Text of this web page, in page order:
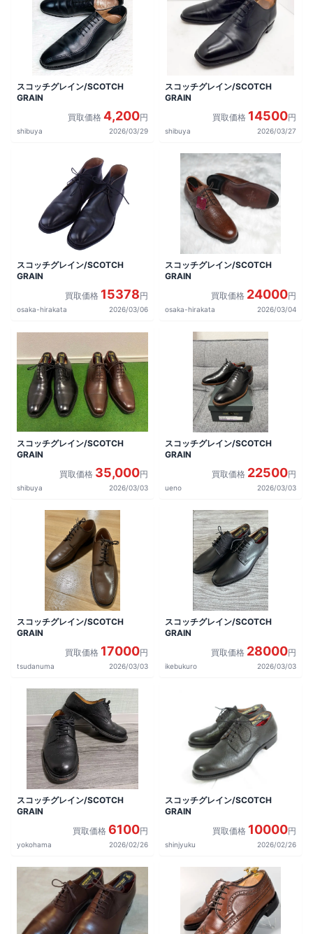
スコッチグレイン/SCOTCH
GRAIN
買取価格 4,200円
shibuya 2026/03/29
スコッチグレイン/SCOTCH
GRAIN
買取価格 14500円
shibuya 2026/03/27
スコッチグレイン/SCOTCH
GRAIN
買取価格 15378円
osaka-hirakata 2026/03/06
スコッチグレイン/SCOTCH
GRAIN
買取価格 24000円
osaka-hirakata 2026/03/04
スコッチグレイン/SCOTCH
GRAIN
買取価格 35,000円
shibuya 2026/03/03
スコッチグレイン/SCOTCH
GRAIN
買取価格 22500円
ueno 2026/03/03
スコッチグレイン/SCOTCH
GRAIN
買取価格 17000円
tsudanuma 2026/03/03
スコッチグレイン/SCOTCH
GRAIN
買取価格 28000円
ikebukuro 2026/03/03
スコッチグレイン/SCOTCH
GRAIN
買取価格 6100円
yokohama 2026/02/26
スコッチグレイン/SCOTCH
GRAIN
買取価格 10000円
shinjyuku 2026/02/26